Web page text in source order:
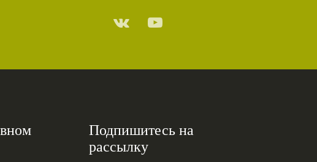
Подпишитесь на
рассылку